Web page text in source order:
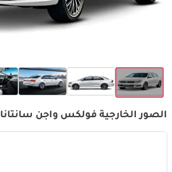
الصور الخارجية فولكس واجن سانتانا